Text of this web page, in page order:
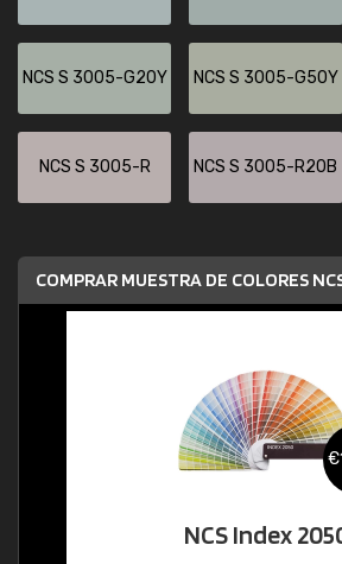
NCS S 3005-G20Y NCS S 3005-G50Y
NCS S 3005-R NCS S 3005-R20B
COMPRAR MUESTRA DE COLORES
NCS Index